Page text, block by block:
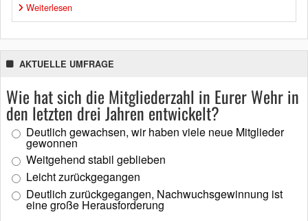
Weiterlesen
AKTUELLE UMFRAGE
Wie hat sich die Mitgliederzahl in Eurer Wehr in
den letzten drei Jahren entwickelt?
Deutlich gewachsen, wir haben viele neue Mitglieder
gewonnen
Weitgehend stabil geblieben
Leicht zurückgegangen
Deutlich zurückgegangen, Nachwuchsgewinnung ist
eine große Herausforderung